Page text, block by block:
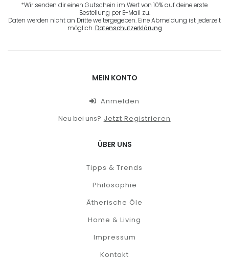
*Wir senden dir einen Gutschein im Wert von 10% auf deine erste
Bestellung per E-Mail zu.
Daten werden nicht an Dritte weitergegeben. Eine Abmeldung ist jederzeit
möglich.Datenschutzerklärung
MEIN KONTO
Anmelden
Neu bei uns? Jetzt Registrieren
ÜBER UNS
Tipps & Trends
Philosophie
Ätherische Öle
Home & Living
Impressum
Kontakt